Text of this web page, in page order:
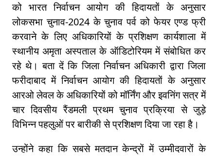
को भारत निर्वाचन आयोग की हिदायतों के अनुसार
लोकसभा चुनाव-2024 के चुनाव पर्व को फेयर एण्ड फ्री
करवाने के लिए अधिकारियों के प्रशिक्षण कार्यशाला में
स्थानीय अमृता अस्पताल के ऑडिटोरियम में संबोधित कर
रहे थे। बता दें कि जिला निर्वाचन अधिकारी द्वारा जिला
फरीदाबाद में निर्वाचन आयोग की हिदायतों के अनुसार
आरओ लेवल के अधिकारियों को मॉर्निंग और इवनिंग सत्र में
चार दिवसीय रैंडमली प्रथम चुनाव प्रक्रिया से जुड़े
विभिन्न पहलुओं पर बारीकी से प्रशिक्षण दिया जा रहा है।
उन्होंने कहा कि सबसे मतदान केन्द्रों में उम्मीदवारों के